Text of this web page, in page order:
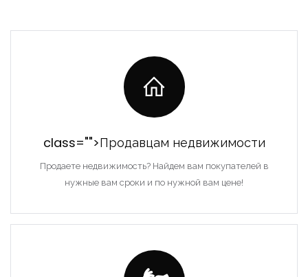
class="">Продавцам недвижимости
Продаете недвижимость? Найдем вам покупателей в
нужные вам сроки и по нужной вам цене!